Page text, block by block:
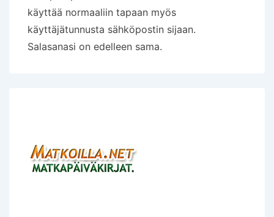
käyttää normaaliin tapaan myös
käyttäjätunnusta sähköpostin sijaan.
Salasanasi on edelleen sama.